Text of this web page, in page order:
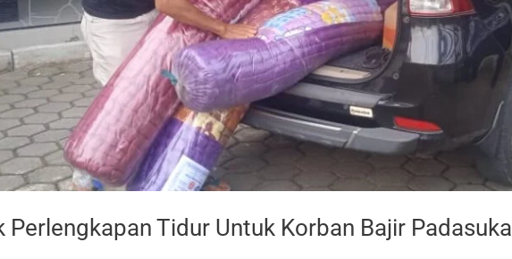
Perlengkapan Tidur Untuk Korban Bajir Padasuka